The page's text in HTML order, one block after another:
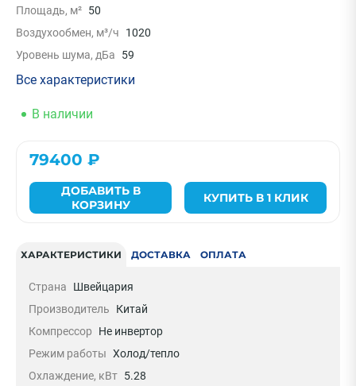
Площадь, м² 50
Воздухообмен, м³/ч
1020
Уровень шума, дБа
59
Все характеристики
В наличии
79400 ₽
ДОБАВИТЬ В
КОРЗИНУ
КУПИТЬ В 1 КЛИК
ХАРАКТЕРИСТИКИ ДОСТАВКА ОПЛАТА
Страна
Швейцария
Производитель
Китай
Компрессор
Не инвертор
Режим работы Холод/тепло
Охлаждение, кВт 5.28